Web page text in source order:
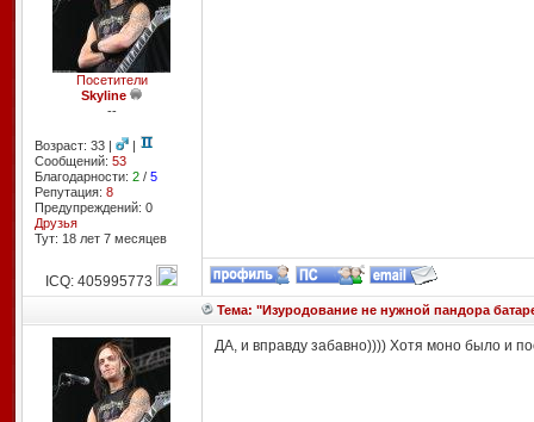
Посетители
Skyline
--
Возраст: 33 |
|
Сообщений: 53
Благодарности: 2/ 5
Репутация: 8
Предупреждений: 0
Друзья
Тут: 18 лет 7 месяцев
ICQ: 405995773
Тема: "Изуродование не нужной пандора
ДА, и вправду забавно)))) Хотя моно было и